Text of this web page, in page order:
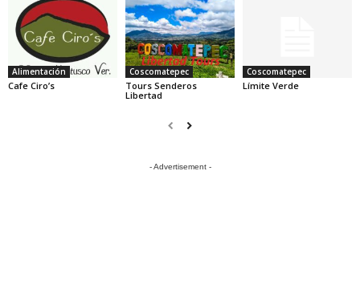
Alimentación
Cafe Ciro’s
Coscomatepec
Tours Senderos
Libertad
Coscomatepec
Límite Verde
- Advertisement -